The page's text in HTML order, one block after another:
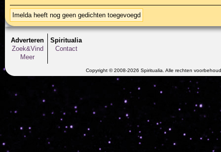
Imelda heeft nog geen gedichten toegevoegd
Adverteren
Zoek&Vind
Meer
Spiritualia
Contact
Copyright © 2008-2026 Spiritualia. Alle rechten